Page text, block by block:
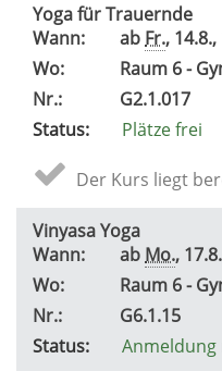
Yoga für Trauernde
Wann:
ab Fr.,
Wo:
Raum 6 -
Nr.:
G2.1.017
Status:
Plätze frei
Der Kurs liegt
Vinyasa Yoga
Wann:
ab Mo.,
Wo:
Raum 6 -
Nr.:
G6.1.15
Status:
Anmeldung